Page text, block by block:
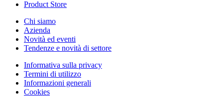
Product Store
Chi siamo
Azienda
Novità ed eventi
Tendenze e novità di settore
Informativa sulla privacy
Termini di utilizzo
Informazioni generali
Cookies